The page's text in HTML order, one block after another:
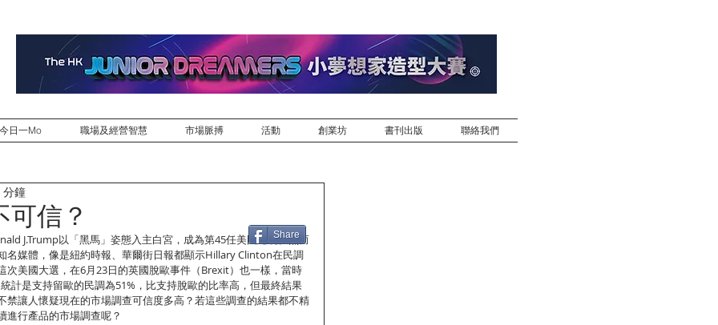
今日一Mo 職場及經營智慧 市場脈搏 活動 創業坊 書刊出版 聯絡我們
信？
分鐘
J.Trump以「黑馬」姿態入主白宮，成為第45任美國總統。然而
名媒體，像是紐約時報、華爾街日報都顯示Hillary Clinton在民調
次美國大選，在6月23日的英國脫歐事件（Brexit）也一樣，當時
計是支持留歐的民調為51%，比支持脫歐的比率高，但最終結果
禁讓人懷疑現在的市場調查可信度多高？若這些調查的結果都不精
進行產品的市場調查呢？
Share